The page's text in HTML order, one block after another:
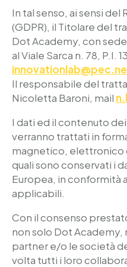
In tal senso, ai sensi del
(GDPR), il Titolare del
Dot Academy, con
al Viale Sarca n. 78, P.I.
Il responsabile del
Nicoletta Baroni, mail
I dati ed il contenuto
verranno trattati in
magnetico, elettronico
quali sono conservati i
Europea, in conformità
applicabili.
Con il consenso
non solo Dot Academy,
partner e/o le società
volta tutti i loro